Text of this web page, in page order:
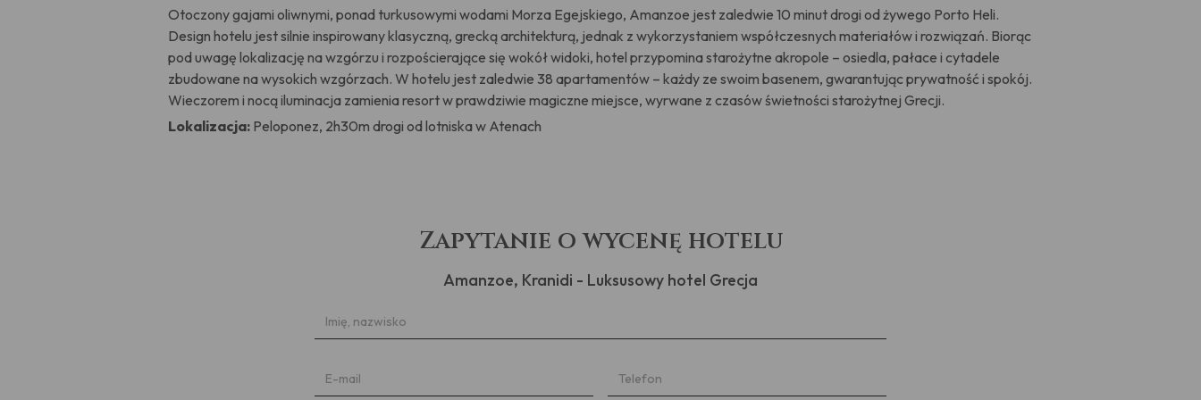
Otoczony gajami oliwnymi, ponad turkusowymi wodami Morza Egejskiego, Amanzoe jest zaledwie 10 minut drogi od żywego Porto Heli.
Design hotelu jest silnie inspirowany klasyczną, grecką architekturą, jednak z wykorzystaniem współczesnych materiałów i rozwiązań. Biorąc
pod uwagę lokalizację na wzgórzu i rozpościerające się wokół widoki, hotel przypomina starożytne akropole – osiedla, pałace i cytadele
zbudowane na wysokich wzgórzach. W hotelu jest zaledwie 38 apartamentów – każdy ze swoim basenem, gwarantując prywatność i spokój.
Wieczorem i nocą iluminacja zamienia resort w prawdziwie magiczne miejsce, wyrwane z czasów świetności starożytnej Grecji.
Lokalizacja: Peloponez, 2h30m drogi od lotniska w Atenach
Zapytanie o wycenę hotelu
Amanzoe, Kranidi - Luksusowy hotel Grecja